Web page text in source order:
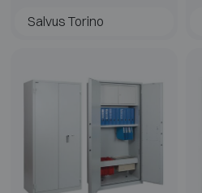
Salvus Torino